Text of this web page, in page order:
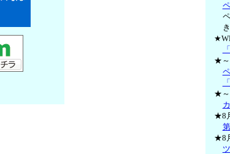
★～
★～
★8
★8